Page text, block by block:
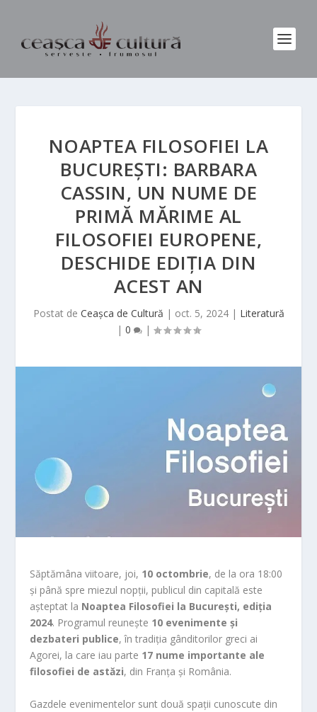
NOAPTEA FILOSOFIEI LA
BUCUREȘTI: BARBARA
CASSIN, UN NUME DE
PRIMĂ MĂRIME AL
FILOSOFIEI EUROPENE,
DESCHIDE EDIȚIA DIN
ACEST AN
Postat de Ceașca de Cultură | oct. 5, 2024| Literatură
| 0 |
Săptămâna viitoare, joi, 10 octombrie, de la ora 18:00
și până spre miezul nopții, publicul din capitală este
așteptat la Noaptea Filosofiei la București, ediția
2024. Programul reunește 10 evenimente și
dezbateri publice, în tradiția gânditorilor greci ai
Agorei, la care iau parte 17 nume importante ale
filosofiei de astăzi, din Franța și România.
Gazdele evenimentelor sunt două spații cunoscute din